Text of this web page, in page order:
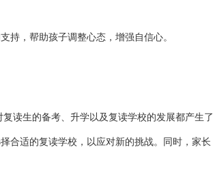
持，帮助孩子调整心态，增强自信心。
读生的备考、升学以及复读学校的发展都产生了
合适的复读学校，以应对新的挑战。同时，家长